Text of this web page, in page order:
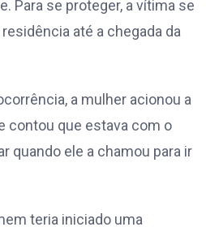
Para se proteger, a vítima se
até a chegada da
a mulher acionou a
contou que estava com o
quando ele a chamou para ir
teria iniciado uma